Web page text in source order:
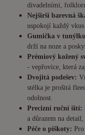
divadelními,
Nejširší barevná
uspokojí každý vkus
Gumička v
drží na noze a
Prémiový kožený
- vepřovice, která
Dvojitá podešev:
stélka je prošitá
odolnost.
Precizní ruční šití:
a důrazem na
Péče o piškoty: